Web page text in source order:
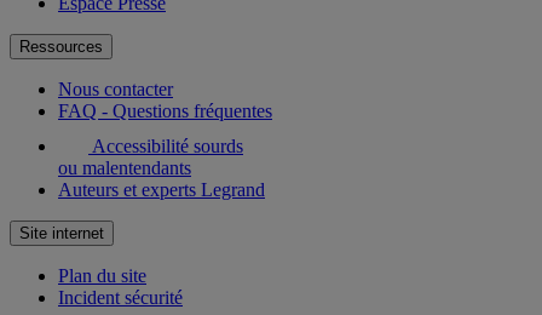
Ressources
Nous contacter
FAQ - Questions fréquentes
Accessibilité sourds
ou malentendants
Auteurs et experts Legrand
Site internet
Plan du site
Incident sécurité